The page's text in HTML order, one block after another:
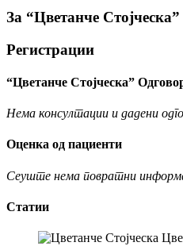
За “Цветанче Стојческа”
Регистрации
“Цветанче Стојческа”
Нема консултации и дадени
Оценка од пациенти
Сеуште нема повратни
Статии